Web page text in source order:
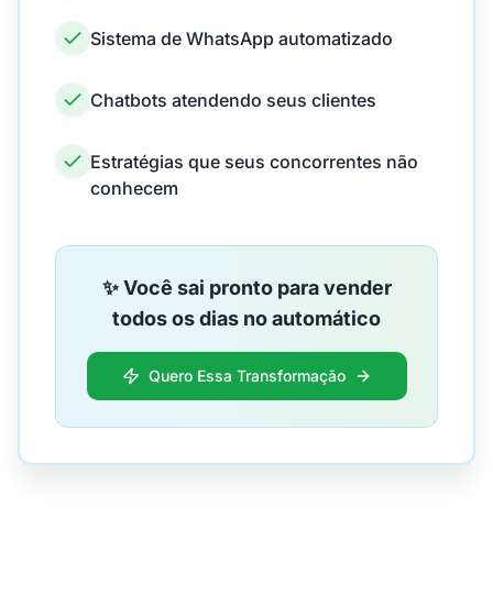
Sistema de WhatsApp automatizado
Chatbots atendendo seus clientes
Estratégias que seus concorrentes não
conhecem
✨ Você sai pronto para vender
todos os dias no automático
Quero Essa Transformação